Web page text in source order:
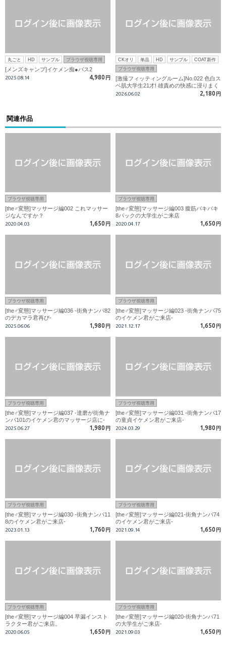
丸ごと HD サンプル ブラウザ視聴専用
[メンズキャンプ]イケメン痴●バス2
2025.08.14 4,980 円
CKオリ 単品 HD サンプル
COAT新作
ブラウザ視聴専用
[激撮フィッティングルーム]No.022 色白ス
ベ肌大学生21才! 雄責めの快感に浸りまく
って2発射精!!
2026.06.02 2,180 円
関連作品
ブラウザ視聴専用
[the♂変態]マッサージ編002 これマッサー
ジなんですか？
2020.04.03 1,650 円
ブラウザ視聴専用
[the♂変態]マッサージ編003 腹筋バキバキ
8パックの大学生がご来店
2020.04.17 1,650 円
ブラウザ視聴専用
[the♂変態]マッサージ編036 -街角ナンパ82
のデカマラ君再び-
2025.06.06 1,980 円
ブラウザ視聴専用
[the♂変態]マッサージ編023 -街角ナンパ75
のイケメン君がご来店-
2021.12.17 1,650 円
ブラウザ視聴専用
[the♂変態]マッサージ編037 -達磨が街角ナ
ンパ101のイケメン君のマッサージ店に-
2025.06.27 1,980 円
ブラウザ視聴専用
[the♂変態]マッサージ編031 -街角ナンパ17
の童貞イケメン君がご来店-
2024.03.29 1,980 円
ブラウザ視聴専用
[the♂変態]マッサージ編030 -街角ナンパ11
8のイケメン君がご来店-
2023.01.13 1,760 円
ブラウザ視聴専用
[the♂変態]マッサージ編021-街角ナンパ74
のイケメン君がご来店-
2021.09.14 1,650 円
ブラウザ視聴専用
[the♂変態]マッサージ編004 早漏インスト
ラクター君がご来店。
2020.06.05 1,650 円
ブラウザ視聴専用
[the♂変態]マッサージ編020-街角ナンパ71
の大学生がご来店-
2021.09.03 1,650 円